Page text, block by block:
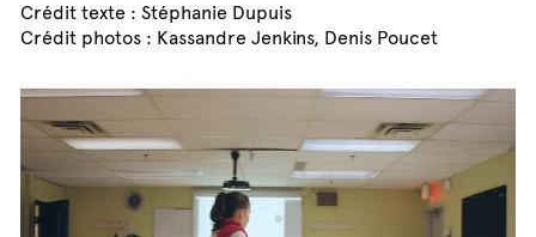
Crédit texte : Stéphanie Dupuis
Crédit photos : Kassandre Jenkins, Denis Poucet